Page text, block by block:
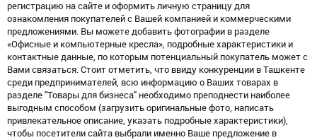
регистрацию на сайте и оформить личную страницу для
ознакомления покупателей с Вашей компанией и коммерческими
предложениями. Вы можете добавить фотографии в разделе
«Офисные и компьютерные кресла», подробные характеристики и
контактные данные, по которым потенциальный покупатель может с
Вами связаться. Стоит отметить, что ввиду конкуренции в Ташкенте
среди предпринимателей, всю информацию о Ваших товарах в
разделе "Товары для бизнеса" необходимо преподнести наиболее
выгодным способом (загрузить оригинальные фото, написать
привлекательное описание, указать подробные характеристики),
чтобы посетители сайта выбрали именно Ваше предложение в